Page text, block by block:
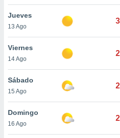
de
cookies
aceptar
Jueves
13 Ago
Viernes
14 Ago
Sábado
15 Ago
Domingo
16 Ago